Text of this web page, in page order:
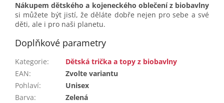
Nákupem dětského a kojeneckého oblečení z biobavlny
si můžete být jistí, že děláte dobře nejen pro sebe a své
děti, ale i pro naši planetu.
Doplňkové parametry
Kategorie:
Dětská trička a topy z biobavlny
EAN:
Zvolte variantu
Pohlaví:
Unisex
Barva:
Zelená